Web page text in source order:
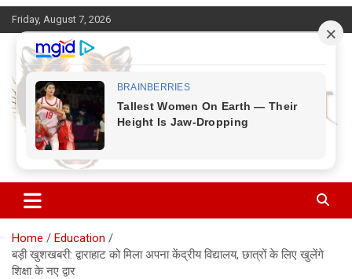
Skip
to
content
Friday, August 7, 2026
Corbett Halchal (कॉर्बेट हलचल)
Home
Education
​बड़ी खुशखबरी: द्वाराहाट को मिला अपना केंद्रीय विद्यालय, छात्रों के लिए खुलेंगे
शिक्षा के नए द्वार